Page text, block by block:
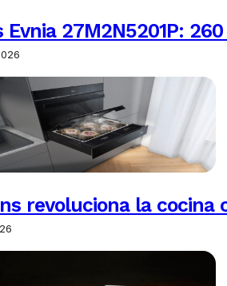
Evnia 27M2N5201P:
revoluciona la